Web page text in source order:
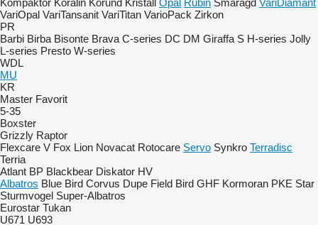
Kompaktor Koralin Korund Kristall Opal Rubin Smaragd VariDiamant
VariOpal VariTansanit VariTitan VarioPack Zirkon
PR
Barbi Birba Bisonte Brava C-series DC DM Giraffa S H-series Jolly
L-series Presto W-series
WDL
MU
KR
Master Favorit
5-35
Boxster
Grizzly Raptor
Flexcare V Fox Lion Novacat Rotocare Servo Synkro Terradisc
Terria
Atlant BP Blackbear Diskator HV
Albatros Blue Bird Corvus Dupe Field Bird GHF Kormoran PKE Star
Sturmvogel Super-Albatros
Eurostar Tukan
U671 U693